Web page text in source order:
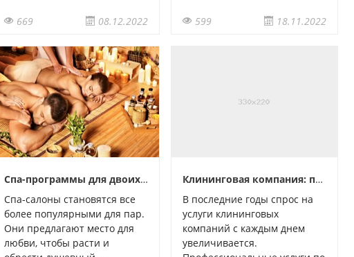
669 08.12.2022 599 18.11.2022
Спа-программы для двоих: особенности
Спа-салоны становятся все
более популярными для пар.
Они предлагают место для
любви, чтобы расти и
Клининговая компания: предоставляемые услуги
В последние годы спрос на
услуги клининговых
компаний с каждым днем
увеличивается.